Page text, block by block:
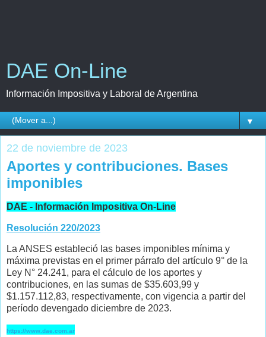
DAE On-Line
Información Impositiva y Laboral de Argentina
▼
22 de noviembre de 2023
Aportes y contribuciones. Bases
imponibles
DAE - Información Impositiva On-Line
Resolución 220/2023
La ANSES estableció las bases imponibles mínima y
máxima previstas en el primer párrafo del artículo 9° de la
Ley N° 24.241, para el cálculo de los aportes y
contribuciones, en las sumas de $35.603,99 y
$1.157.112,83, respectivamente, con vigencia a partir del
período devengado diciembre de 2023.
https://www.dae.com.ar